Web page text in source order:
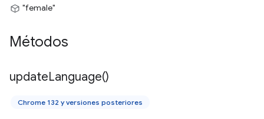
"female"
Métodos
updateLanguage()
Chrome 132 y versiones posteriores